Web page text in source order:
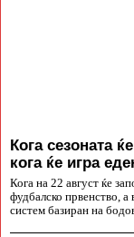
Кога сезоната
кога ќе игра
Кога на 22 август ќе
фудбалско првенство, а
систем базиран на